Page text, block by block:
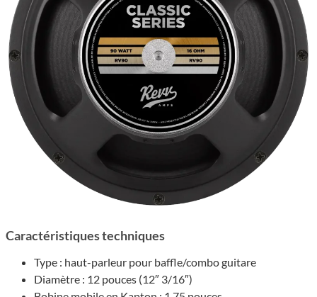
Caractéristiques techniques
Type : haut-parleur pour baffle/combo guitare
Diamètre : 12 pouces (12″ 3/16″)